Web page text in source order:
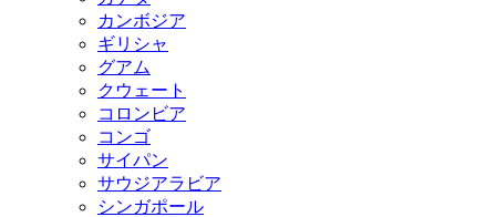
カンボジア
ギリシャ
グアム
クウェート
コロンビア
コンゴ
サイパン
サウジアラビア
シンガポール